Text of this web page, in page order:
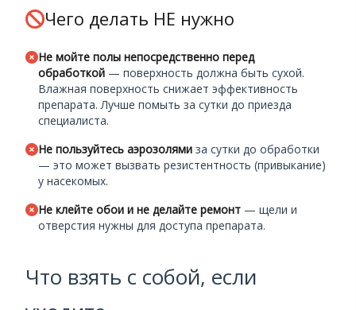
Чего делать НЕ нужно
Не мойте полы непосредственно перед
обработкой — поверхность должна быть сухой.
Влажная поверхность снижает эффективность
препарата. Лучше помыть за сутки до приезда
специалиста.
Не пользуйтесь аэрозолями за сутки до обработки
— это может вызвать резистентность (привыкание)
у насекомых.
Не клейте обои и не делайте ремонт — щели и
отверстия нужны для доступа препарата.
Что взять с собой, если